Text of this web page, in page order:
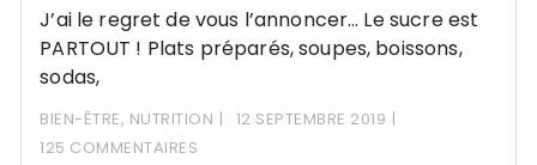
J’ai le regret de vous l’annoncer… Le sucre est
PARTOUT ! Plats préparés, soupes, boissons,
sodas,
BIEN-ÊTRE, NUTRITION
12 SEPTEMBRE 2019
125 COMMENTAIRES